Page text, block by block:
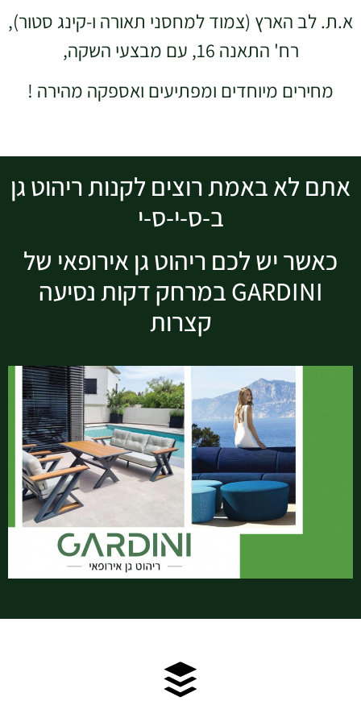
א.ת. לב הארץ (צמוד למחסני תאורה ו-קינג סטור),
רח' התאנה 16, עם מבצעי השקה,
מחירים מיוחדים ומפתיעים ואספקה מהירה !
אתם לא באמת רוצים לקנות ריהוט גן
ב-ס-י-ס-י
כאשר יש לכם ריהוט גן אירופאי של
GARDINI במרחק דקות נסיעה
קצרות